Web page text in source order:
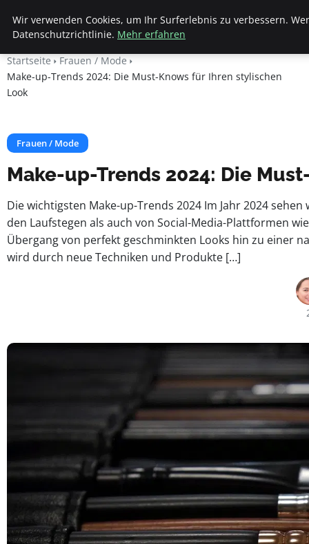
Apemania Shop
Startseite
Frauen / Mode
Make-up-Trends 2024: Die Must-Knows für Ihren stylischen
Look
Frauen / Mode
Make-up-Trends 2024: Die
Die wichtigsten Make-up-Trends 2024 Im Jahr 2024
den Laufstegen als auch von Social-Media-Plattformen
Übergang von perfekt geschminkten Looks hin zu einer
wird durch neue Techniken und Produkte […]
Wir verwenden Cookies, um Ihr Surferlebnis zu verbessern.
Datenschutzrichtlinie. Mehr erfahren